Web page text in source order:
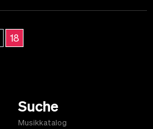
18
Suche
Musikkatalog